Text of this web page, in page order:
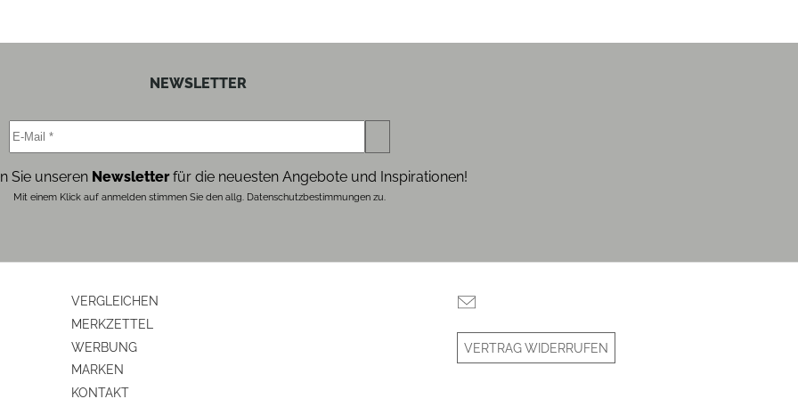
4
ja
ja
NEWSLETTER
Sie unseren Newsletterfür die neuesten Angebote und Inspirationen!
Mit einem Klick auf anmelden stimmen Sie den allg. Datenschutzbestimmungen zu.
VERGLEICHEN
MERKZETTEL
WERBUNG
MARKEN
KONTAKT
VERTRAG WIDERRUFEN